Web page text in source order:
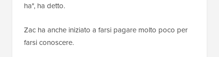
ha", ha detto.
Zac ha anche iniziato a farsi pagare molto poco per
farsi conoscere.